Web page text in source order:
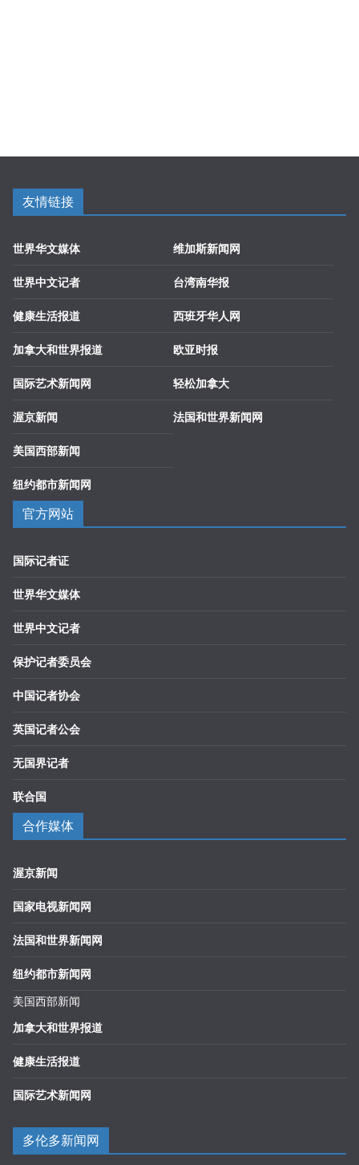
友情链接
世界华文媒体
世界中文记者
健康生活报道
加拿大和世界报道
国际艺术新闻网
渥京新闻
美国西部新闻
纽约都市新闻网
维加斯新闻网
台湾南华报
西班牙华人网
欧亚时报
轻松加拿大
法国和世界新闻网
官方网站
国际记者证
世界华文媒体
世界中文记者
保护记者委员会
中国记者协会
英国记者公会
无国界记者
联合国
合作媒体
渥京新闻
国家电视新闻网
法国和世界新闻网
纽约都市新闻网
美国西部新闻
加拿大和世界报道
健康生活报道
国际艺术新闻网
多伦多新闻网